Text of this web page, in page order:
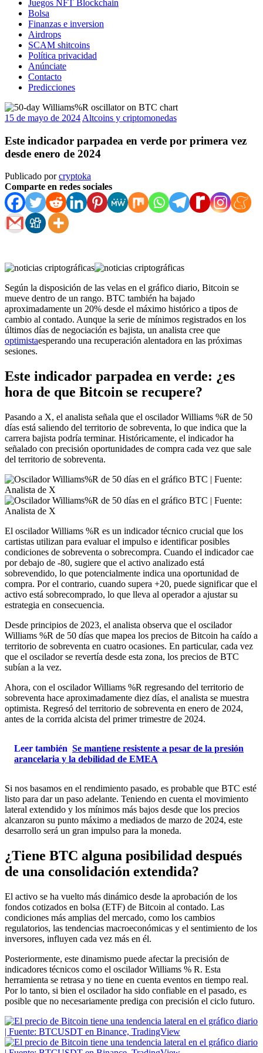
Juegos NFT Blockchain
Bolsa
Finanzas e inversion
Airdrops
SCAM shitcoins
Política privacidad
Anúnciate
Contacto
Predicciones
15 de mayo de 2024 Altcoins y criptomonedas
Este indicador parpadea en verde por primera vez
desde enero de 2024
Publicado porcryptoka
Comparte en redes sociales
Según la disposición de las velas en el gráfico diario, Bitcoin se
mueve dentro de un rango. BTC también ha bajado
aproximadamente un 20% desde el máximo histórico a tipos de
cambio al contado. Aunque la serie de mínimos registrados en los
últimos días de negociación es bajista, un analista cree que
optimistaesperando una recuperación alentadora en las próximas
sesiones.
Este indicador parpadea en verde: ¿es
hora de que Bitcoin se recupere?
Pasando a X, el analista señala que el oscilador Williams %R de 50
días está saliendo del territorio de sobreventa, lo que indica que la
carrera bajista podría terminar. Históricamente, el indicador ha
señalado con precisión oportunidades de compra cada vez que sale
del territorio de sobreventa.
El oscilador Williams %R es un indicador técnico crucial que los
cartistas utilizan para evaluar el impulso e identificar posibles
condiciones de sobreventa o sobrecompra. Cuando el indicador cae
por debajo de -80, sugiere que el activo analizado está
sobrevendido, lo que potencialmente indica una oportunidad de
compra. Por el contrario, cuando supera +20, puede significar que el
activo está sobrecomprado, lo que lleva al operador a ajustar su
estrategia en consecuencia.
Desde principios de 2023, el analista observa que el oscilador
Williams %R de 50 días que mapea los precios de Bitcoin ha caído a
territorio de sobreventa en cuatro ocasiones. En particular, cada vez
que el oscilador se revertía desde esta zona, los precios de BTC
subían a la vez.
Ahora, con el oscilador Williams %R regresando del territorio de
sobreventa hace aproximadamente diez días, el analista se muestra
optimista. Regresó del territorio de sobreventa en enero de 2024,
antes de la corrida alcista del primer trimestre de 2024.
Leer también Se mantiene resistente a pesar de la presión
arancelaria y la debilidad de EMEA
Si nos basamos en el rendimiento pasado, es probable que BTC esté
listo para dar un paso adelante. Teniendo en cuenta el movimiento
lateral extendido y los mínimos más bajos desde que los precios
alcanzaron su punto máximo a mediados de marzo de 2024, este
desarrollo será un gran impulso para la moneda.
¿Tiene BTC alguna posibilidad después
de una consolidación extendida?
El activo se ha vuelto más dinámico desde la aprobación de los
fondos cotizados en bolsa (ETF) de Bitcoin al contado. Las
condiciones más amplias del mercado, como los cambios
regulatorios, las tendencias macroeconómicas y el sentimiento de los
inversores, influyen cada vez más en él.
Posteriormente, este dinamismo puede afectar la precisión de
indicadores técnicos como el oscilador Williams % R. Esta
herramienta se retrasa y no tiene en cuenta eventos en tiempo real.
Por lo tanto, si bien el oscilador ha sido confiable en el pasado, es
posible que no necesariamente prediga con precisión el ciclo futuro.